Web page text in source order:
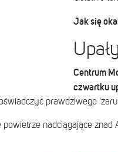
Jak się
Centrum
czwartku
prawdziwego
nadciągające